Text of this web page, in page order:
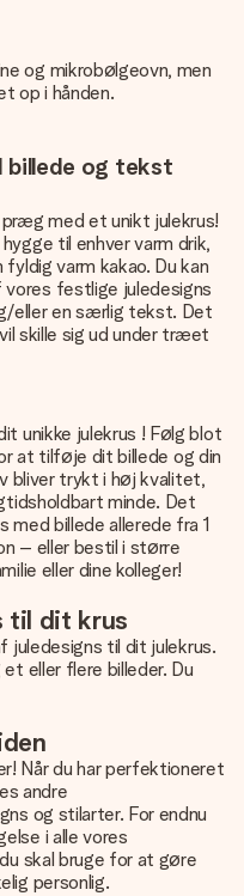
og mikrobølgeovn, men
op i hånden.
billede og tekst
med et unikt julekrus!
til enhver varm drik,
varm kakao. Du kan
festlige juledesigns
eller en særlig tekst. Det
skille sig ud under træet
unikke julekrus ! Følg blot
at tilføje dit billede og din
bliver trykt i høj kvalitet,
minde. Det
billede allerede fra 1
– eller bestil i større
eller dine kolleger!
til dit krus
juledesigns til dit julekrus.
eller flere billeder. Du
Når du har perfektioneret
andre
og stilarter. For endnu
i alle vores
skal bruge for at gøre
personlig.